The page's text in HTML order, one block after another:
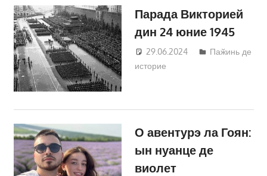
Парада Викторией
дин 24 юние 1945
29.06.2024
Татьяна
Паӂинь де
историе
О авентурэ ла Гоян:
ын нуанце де
виолет